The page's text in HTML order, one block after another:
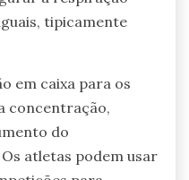
tipicamente
em caixa para os
concentração,
do
atletas podem usar